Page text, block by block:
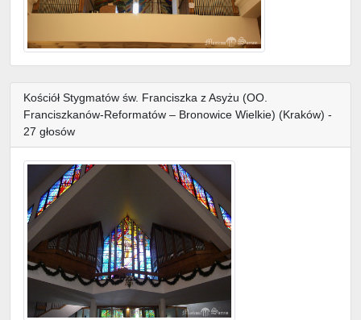
Kościół Stygmatów św. Franciszka z Asyżu (OO.
Franciszkanów-Reformatów – Bronowice Wielkie) (Kraków) -
27 głosów